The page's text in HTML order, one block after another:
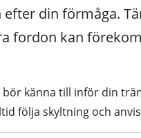
din förmåga.
fordon kan
känna till inför din
följa skyltning och